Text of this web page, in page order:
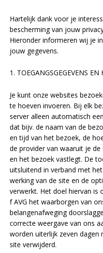
Overige producten
Blog
Over ons
Gratis lichtplan
Klantenservice
0597-234500
info@ledhandel24.nl
+31611204496
Overige producten
Bekijk alles
Hartelijk dank voor je
bescherming van jouw
Hieronder informeren wij je
jouw gegevens.
1. TOEGANGSGEGEVENS EN
Je kunt onze websites
te hoeven invoeren. Bij elk
server alleen automatisch
dat bijv. de naam van de
en tijd van het bezoek, de
de provider van waaruit je
en het bezoek vastlegt. De
uitsluitend in verband met
werking van de site en de
verwerkt. Het doel hiervan is
f AVG het waarborgen van
belangenafweging
correcte weergave van ons
worden uiterlijk zeven dagen
site verwijderd.